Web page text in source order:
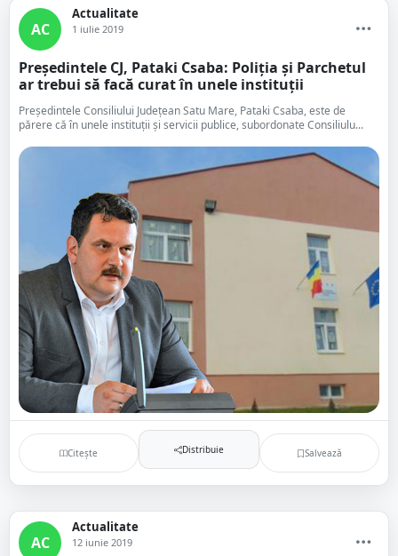
AC
Actualitate
1 iulie 2019
Președintele CJ, Pataki Csaba: Poliția și Parchetul
ar trebui să facă curat în unele instituții
Președintele Consiliului Județean Satu Mare, Pataki Csaba, este de
părere că în unele instituții și servicii publice, subordonate Consiliulu...
Citește Distribuie Salvează
AC
Actualitate
12 iunie 2019